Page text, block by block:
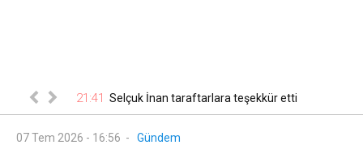
belli oldu 21:41 Selçuk İnan taraftarlara teşekkür etti
07 Tem 2026 - 16:56 - Gündem